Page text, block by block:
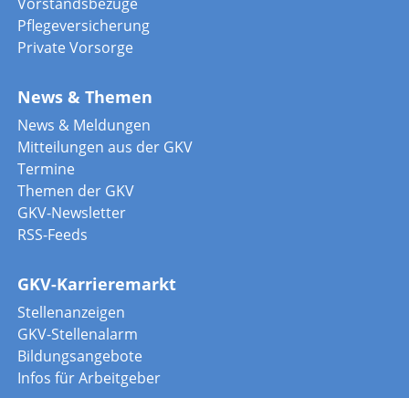
Pflegeversicherung
Private Vorsorge
News & Themen
News & Meldungen
Mitteilungen aus der GKV
Termine
Themen der GKV
GKV-Newsletter
RSS-Feeds
GKV-Karrieremarkt
Stellenanzeigen
GKV-Stellenalarm
Bildungsangebote
Infos für Arbeitgeber